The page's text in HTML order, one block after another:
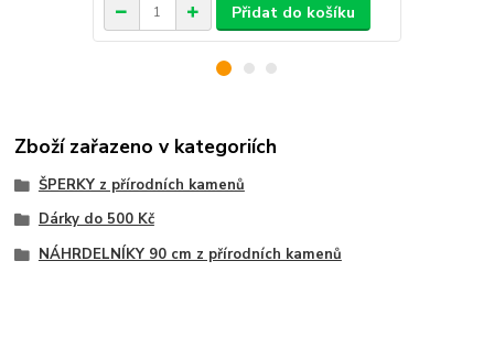
Přidat do košíku
Zboží zařazeno v kategoriích
ŠPERKY z přírodních kamenů
Dárky do 500 Kč
NÁHRDELNÍKY 90 cm z přírodních kamenů